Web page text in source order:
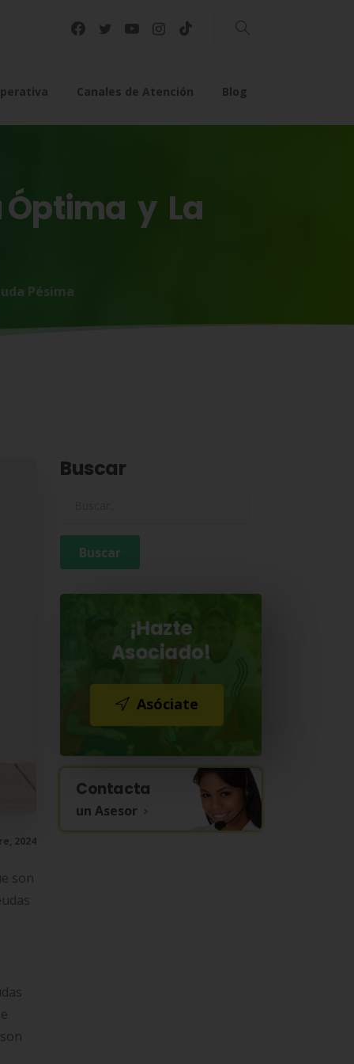
Buscar
Canales de Atención Blog
Óptima y La
Pésima
2024
son
Buscar
¡Hazte
Asociado!
Asóciate
Contacta
un Asesor